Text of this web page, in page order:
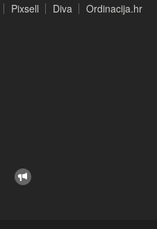
Pixsell Diva Ordinacija.hr